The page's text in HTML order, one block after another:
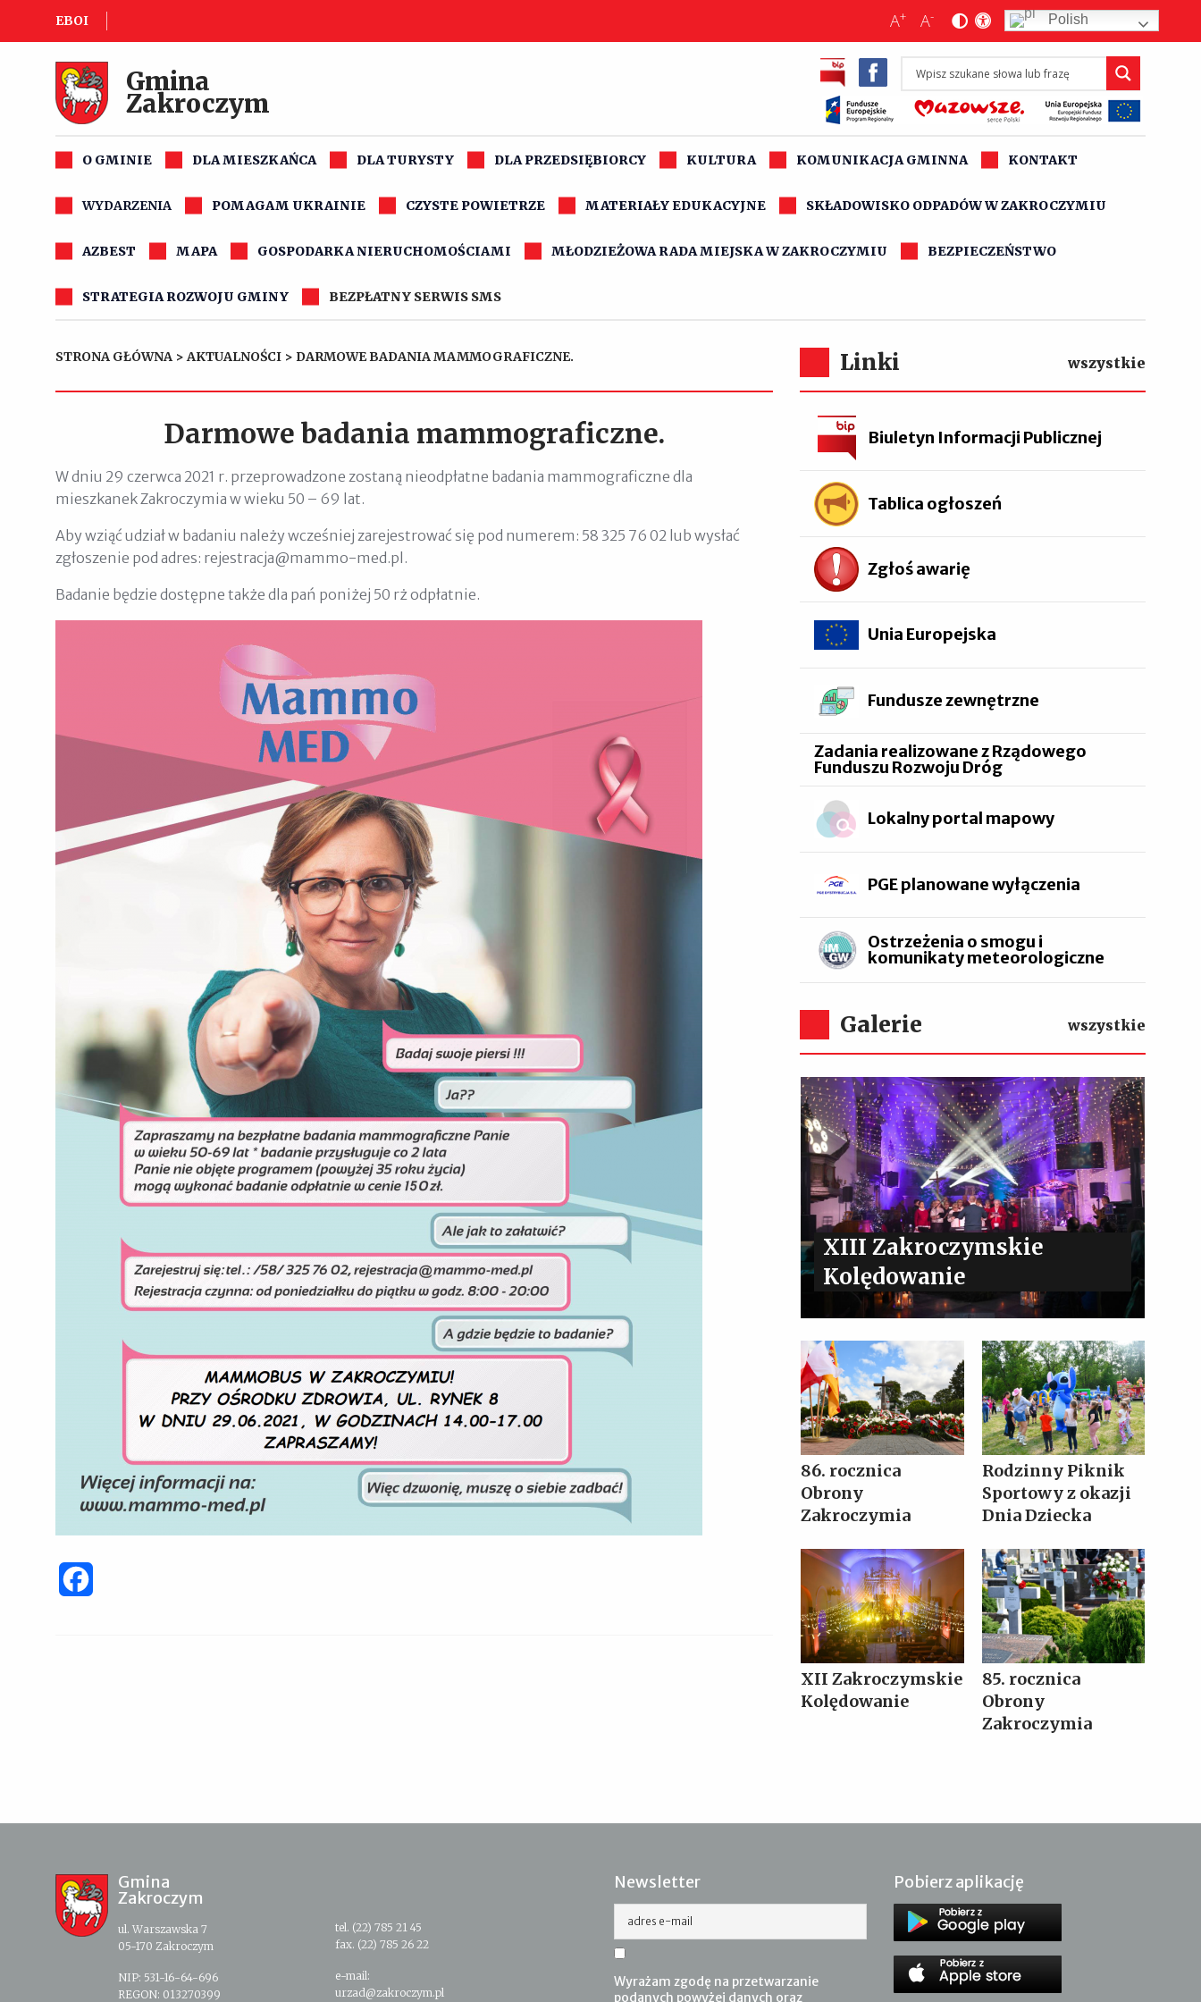
EBOI A+ A- Polish
Gmina
Zakroczym
O GMINIE DLA MIESZKAŃCA DLA TURYSTY DLA PRZEDSIĘBIORCY KULTURA KOMUNIKACJA GMINNA KONTAKT
WYDARZENIA POMAGAM UKRAINIE CZYSTE POWIETRZE MATERIAŁY EDUKACYJNE SKŁADOWISKO ODPADÓW W ZAKROCZYMIU
AZBEST MAPA GOSPODARKA NIERUCHOMOŚCIAMI MŁODZIEŻOWA RADA MIEJSKA W ZAKROCZYMIU BEZPIECZEŃSTWO
STRATEGIA ROZWOJU GMINY BEZPŁATNY SERWIS SMS
STRONA GŁÓWNA >AKTUALNOŚCI > DARMOWE BADANIA MAMMOGRAFICZNE.
Darmowe badania mammograficzne.
W dniu 29 czerwca 2021 r. przeprowadzone zostaną nieodpłatne badania mammograficzne dla
mieszkanek Zakroczymia w wieku 50 – 69 lat.
Aby wziąć udział w badaniu należy wcześniej zarejestrować się pod numerem: 58 325 76 02 lub wysłać
zgłoszenie pod adres: rejestracja@mammo-med.pl.
Badanie będzie dostępne także dla pań poniżej 50 rż odpłatnie.
Linki wszystkie
Biuletyn Informacji Publicznej
Tablica ogłoszeń
Zgłoś awarię
Unia Europejska
Fundusze zewnętrzne
Zadania realizowane z Rządowego
Funduszu Rozwoju Dróg
Lokalny portal mapowy
PGE planowane wyłączenia
Ostrzeżenia o smogu i
komunikaty meteorologiczne
Galerie wszystkie
XIII Zakroczymskie
Kolędowanie
86. rocznica
Obrony
Zakroczymia
Rodzinny Piknik
Sportowy z okazji
Dnia Dziecka
XII Zakroczymskie
Kolędowanie
85. rocznica
Obrony
Zakroczymia
Gmina
Zakroczym
ul. Warszawska 7
05-170 Zakroczym
NIP: 531-16-64-696
REGON: 013270399
tel. (22) 785 21 45
fax. (22) 785 26 22
e-mail:
urzad@zakroczym.pl
Newsletter
adres e-mail
Wyrażam zgodę na przetwarzanie
podanych powyżej danych oraz
Pobierz aplikację